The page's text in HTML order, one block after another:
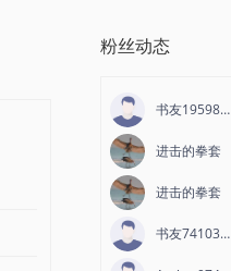
粉丝动态
书友1959897346
进击的拳套
进击的拳套
书友74103635778